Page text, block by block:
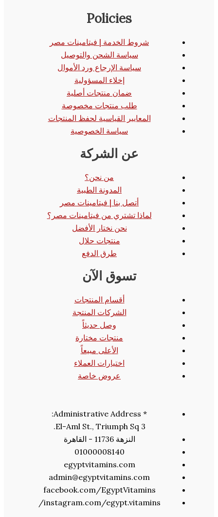
Policies
شروط الخدمة | فيتامينات مصر
سياسة الشحن والتوصيل
سياسة الإرجاع ورد الأموال
إخلاء المسؤولية
ضمان منتجات أصلية
طلب منتجات مخصوصة
المعايير القياسية لحفظ المنتجات
سياسة الخصوصية
عن الشركة
المدونة الطبية
أتصل بنا | فيتامينات مصر
لماذا تشتري من فيتامينات مصر؟
نحن نختار الأفضل
منتجات حلال
تسوق الآن
أقسام المنتجات
الشركات المنتجة
منتجات مختارة
اختيارات العملاء
عروض خاصة
* Administrative Address:
01000008140
egyptvitamins.com
admin@egyptvitamins.com
facebook.com/EgyptVitamins
instagram.com/egypt.vitamins/